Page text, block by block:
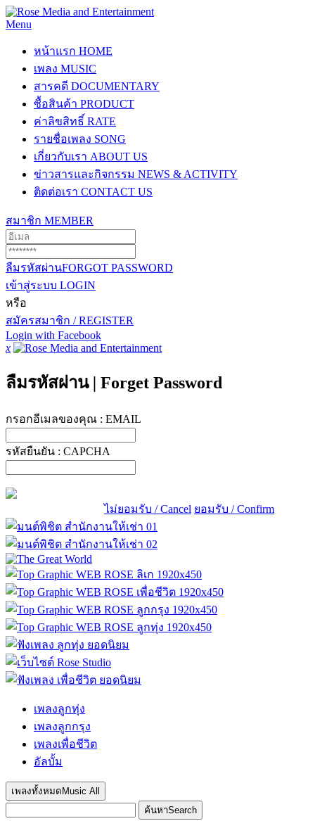
Menu
หน้าแรก HOME
เพลง MUSIC
สารคดี DOCUMENTARY
ซื้อสินค้า PRODUCT
ค่าลิขสิทธิ์ RATE
รายชื่อเพลง SONG
เกี่ยวกับเรา ABOUT US
ข่าวสารและกิจกรรม NEWS & ACTIVITY
ติดต่อเรา CONTACT US
สมาชิก MEMBER
ลืมรหัสผ่านFORGOT PASSWORD
เข้าสู่ระบบ LOGIN
หรือ
สมัครสมาชิก / REGISTER
Login with Facebook
x
ลืมรหัสผ่าน | Forget Password
กรอกอีเมลของคุณ : EMAIL
รหัสยืนยัน : CAPCHA
ไม่ยอมรับ / Cancel ยอมรับ / Confirm
เพลงลูกทุ่ง
เพลงลูกกรุง
เพลงเพื่อชีวิต
อัลบั้ม
เพลงทั้งหมด Music All
ค้นหาSearch